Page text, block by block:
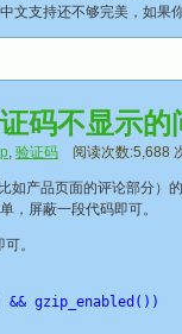
文支持还不够完美，如
码不显示的
, 验证码 阅读次数:5,688
品页面的评论部分）的
，屏蔽一段代码即可。
。
&& gzip_enabled())